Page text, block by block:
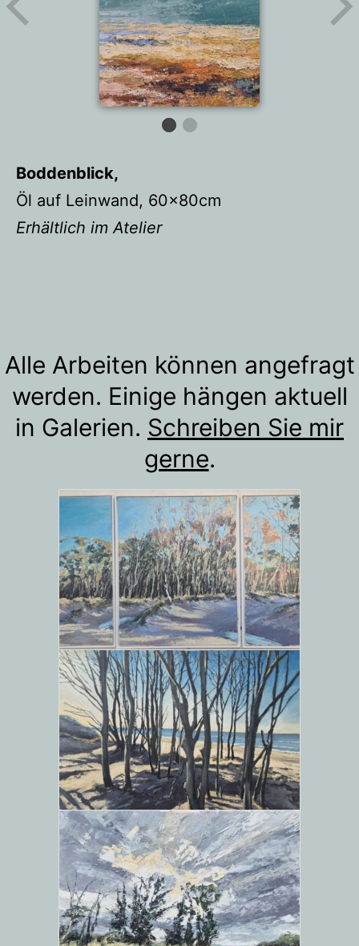
Boddenblick,
Öl auf Leinwand, 60x80cm
Erhältlich im Atelier
Alle Arbeiten können angefragt
werden. Einige hängen aktuell
in Galerien. Schreiben Sie mir
gerne.